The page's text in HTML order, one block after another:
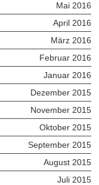
Mai 2016
April 2016
März 2016
Februar 2016
Januar 2016
Dezember 2015
November 2015
Oktober 2015
September 2015
August 2015
Juli 2015